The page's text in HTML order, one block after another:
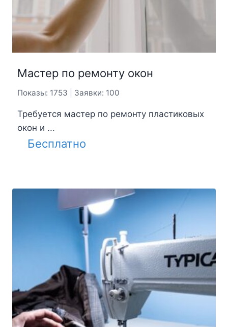
Мастер по ремонту окон
Показы: 1753 | Заявки: 100
Требуется мастер по ремонту пластиковых
окон и ...
Бесплатно